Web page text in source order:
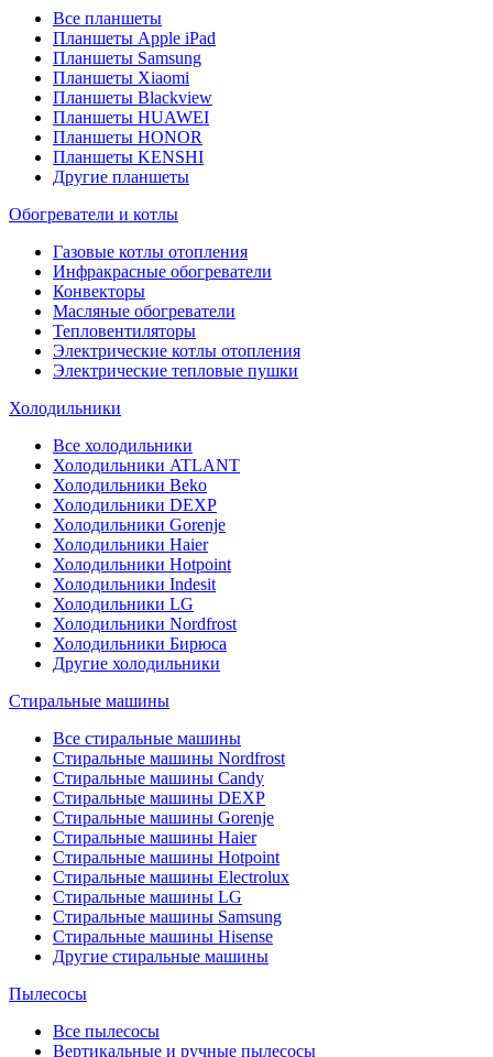
Все планшеты
Планшеты Apple iPad
Планшеты Samsung
Планшеты Xiaomi
Планшеты Blackview
Планшеты HUAWEI
Планшеты HONOR
Планшеты KENSHI
Другие планшеты
Обогреватели и котлы
Газовые котлы отопления
Инфракрасные обогреватели
Конвекторы
Масляные обогреватели
Тепловентиляторы
Электрические котлы отопления
Электрические тепловые пушки
Холодильники
Все холодильники
Холодильники ATLANT
Холодильники Beko
Холодильники DEXP
Холодильники Gorenje
Холодильники Haier
Холодильники Hotpoint
Холодильники Indesit
Холодильники LG
Холодильники Nordfrost
Холодильники Бирюса
Другие холодильники
Стиральные машины
Все стиральные машины
Стиральные машины Nordfrost
Стиральные машины Candy
Стиральные машины DEXP
Стиральные машины Gorenje
Стиральные машины Haier
Стиральные машины Hotpoint
Стиральные машины Electrolux
Стиральные машины LG
Стиральные машины Samsung
Стиральные машины Hisense
Другие стиральные машины
Пылесосы
Все пылесосы
Вертикальные и ручные пылесосы